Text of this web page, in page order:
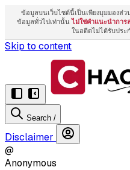
ข้อมูลบนเว็บไซต์นี้เป็นเพียงมุมมองส่
ข้อมูลทั่วไปเท่านั้นไม่ใช่คำแนะนำการ
ในอดีตไม่ได้รับปร
Skip to content
Search /
Disclaimer
@
Anonymous